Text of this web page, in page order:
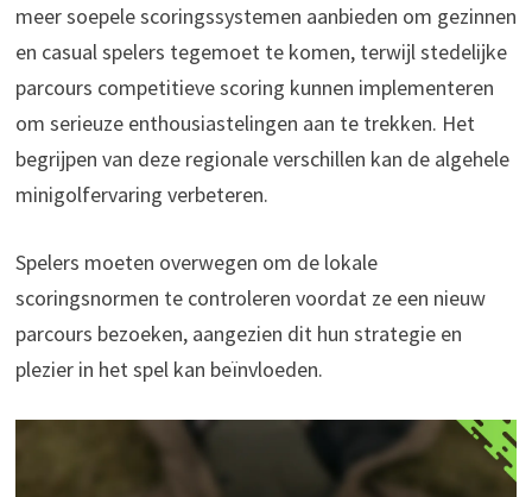
meer soepele scoringssystemen aanbieden om gezinnen
en casual spelers tegemoet te komen, terwijl stedelijke
parcours competitieve scoring kunnen implementeren
om serieuze enthousiastelingen aan te trekken. Het
begrijpen van deze regionale verschillen kan de algehele
minigolfervaring verbeteren.
Spelers moeten overwegen om de lokale
scoringsnormen te controleren voordat ze een nieuw
parcours bezoeken, aangezien dit hun strategie en
plezier in het spel kan beïnvloeden.